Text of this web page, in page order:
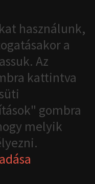
használunk,
a
Az
kattintva
gombra
melyik